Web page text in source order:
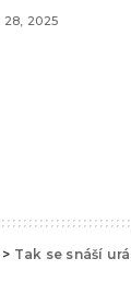
28, 2025
> Tak se snáší